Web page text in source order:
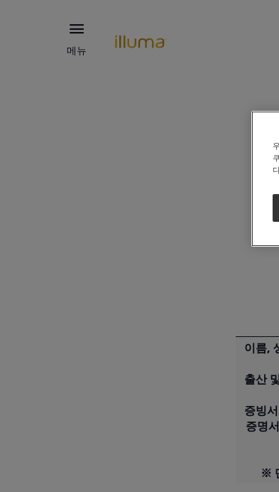
메뉴
이름,
출산
증빙
증명
※